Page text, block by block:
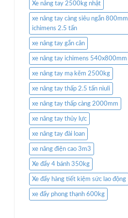
Xe nâng tay 2500kg nhật
xe nâng tay càng siêu ngắn 800mm
ichimens 2.5 tấn
xe nâng tay gắn cân
xe nâng tay ichimens 540x800mm
xe nâng tay mạ kẽm 2500kg
xe nâng tay thấp 2.5 tấn niuli
xe nâng tay thấp càng 2000mm
xe nâng tay thủy lực
xe nâng tay đài loan
xe nâng điện cao 3m3
Xe đẩy 4 bánh 350kg
Xe đẩy hàng tiết kiệm sức lao động
xe đẩy phong thạnh 600kg